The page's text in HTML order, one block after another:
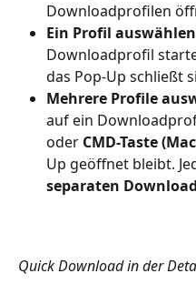
Downloadprofilen
Ein Profil
Downloadprofil
das Pop-Up schließt
Mehrere Profile
auf ein
oder CMD-Taste
Up geöffnet bleibt.
separaten Download
Quick Download in der